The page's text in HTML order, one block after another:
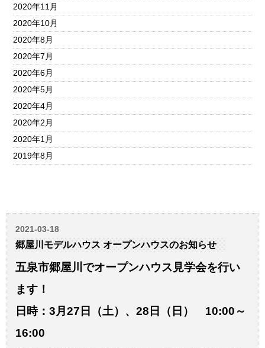
2021-03-18
郷屋川モデルハウス オープンハウスのお知らせ
五泉市郷屋川でオープンハウス見学会を行い
ます！
日時：3月27日（土）、28日（日） 10:00～
16:00
2020年11月
2020年10月
2020年8月
2020年7月
2020年6月
2020年5月
2020年4月
2020年2月
2020年1月
2019年8月